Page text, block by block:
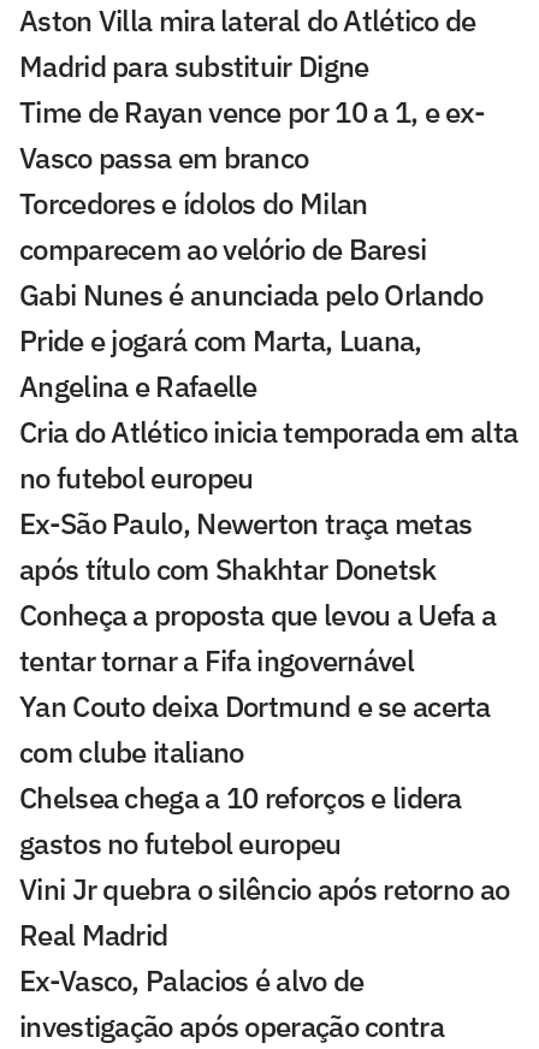
Aston Villa mira lateral do Atlético de
Madrid para substituir Digne
Time de Rayan vence por 10 a 1, e ex-
Vasco passa em branco
Torcedores e ídolos do Milan
comparecem ao velório de Baresi
Gabi Nunes é anunciada pelo Orlando
Pride e jogará com Marta, Luana,
Angelina e Rafaelle
Cria do Atlético inicia temporada em alta
no futebol europeu
Ex-São Paulo, Newerton traça metas
após título com Shakhtar Donetsk
Conheça a proposta que levou a Uefa a
tentar tornar a Fifa ingovernável
Yan Couto deixa Dortmund e se acerta
com clube italiano
Chelsea chega a 10 reforços e lidera
gastos no futebol europeu
Vini Jr quebra o silêncio após retorno ao
Real Madrid
Ex-Vasco, Palacios é alvo de
investigação após operação contra